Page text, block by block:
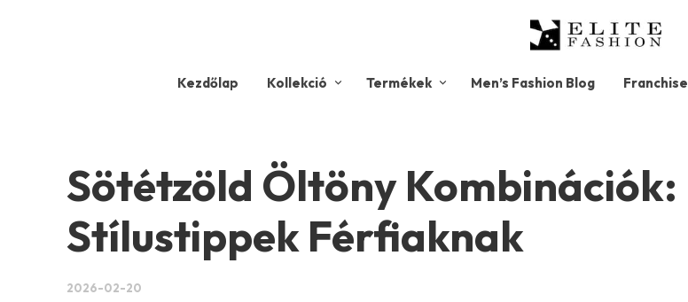
Kezdőlap Kollekció Termékek Men’s Fashion Blog Franchise
Sötétzöld Öltöny Kombinációk:
Stílustippek Férfiaknak
2026-02-20